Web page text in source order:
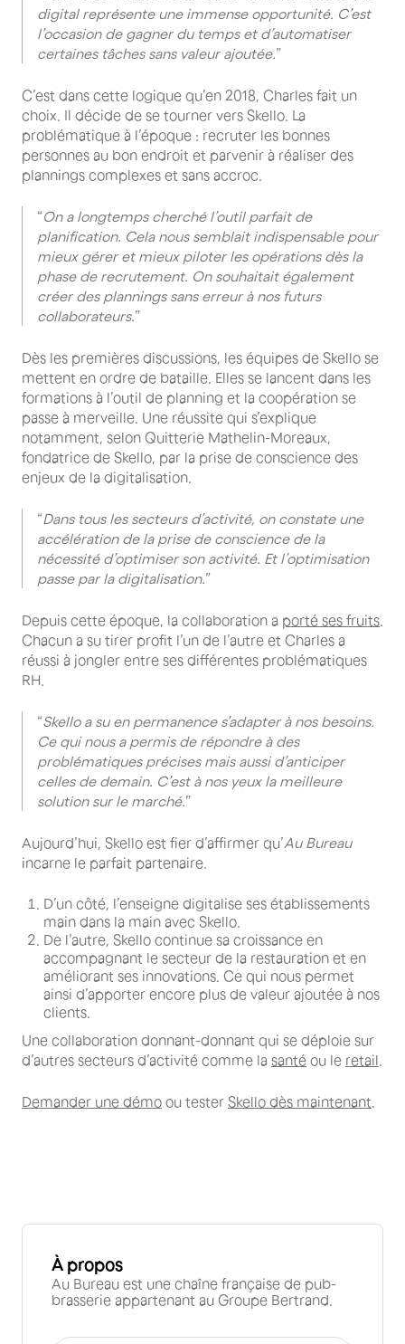
digital représente une immense opportunité. C’est
l’occasion de gagner du temps et d’automatiser
certaines tâches sans valeur ajoutée.”
C’est dans cette logique qu’en 2018, Charles fait un
choix. Il décide de se tourner vers Skello. La
problématique à l’époque : recruter les bonnes
personnes au bon endroit et parvenir à réaliser des
plannings complexes et sans accroc.
“On a longtemps cherché l’outil parfait de
planification. Cela nous semblait indispensable pour
mieux gérer et mieux piloter les opérations dès la
phase de recrutement. On souhaitait également
créer des plannings sans erreur à nos futurs
collaborateurs.”
Dès les premières discussions, les équipes de Skello se
mettent en ordre de bataille. Elles se lancent dans les
formations à l’outil de planning et la coopération se
passe à merveille. Une réussite qui s’explique
notamment, selon Quitterie Mathelin-Moreaux,
fondatrice de Skello, par la prise de conscience des
enjeux de la digitalisation.
“Dans tous les secteurs d’activité, on constate une
accélération de la prise de conscience de la
nécessité d’optimiser son activité. Et l’optimisation
passe par la digitalisation.”
Depuis cette époque, la collaboration a porté ses fruits
Chacun a su tirer profit l’un de l’autre et Charles a
réussi à jongler entre ses différentes problématiques
RH.
“Skello a su en permanence s’adapter à nos besoins.
Ce qui nous a permis de répondre à des
problématiques précises mais aussi d’anticiper
celles de demain. C’est à nos yeux la meilleure
solution sur le marché.”
Aujourd’hui, Skello est fier d’affirmer qu’Au Bureau
incarne le parfait partenaire.
D’un côté, l’enseigne digitalise ses établissements
main dans la main avec Skello.
De l’autre, Skello continue sa croissance en
accompagnant le secteur de la restauration et en
améliorant ses innovations. Ce qui nous permet
ainsi d’apporter encore plus de valeur ajoutée à nos
clients.
Une collaboration donnant-donnant qui se déploie sur
d’autres secteurs d’activité comme la santé ou le retail
Demander une démo ou tester Skello dès maintenant
À propos
Au Bureau est une chaîne française de pub-
brasserie appartenant au Groupe Bertrand.